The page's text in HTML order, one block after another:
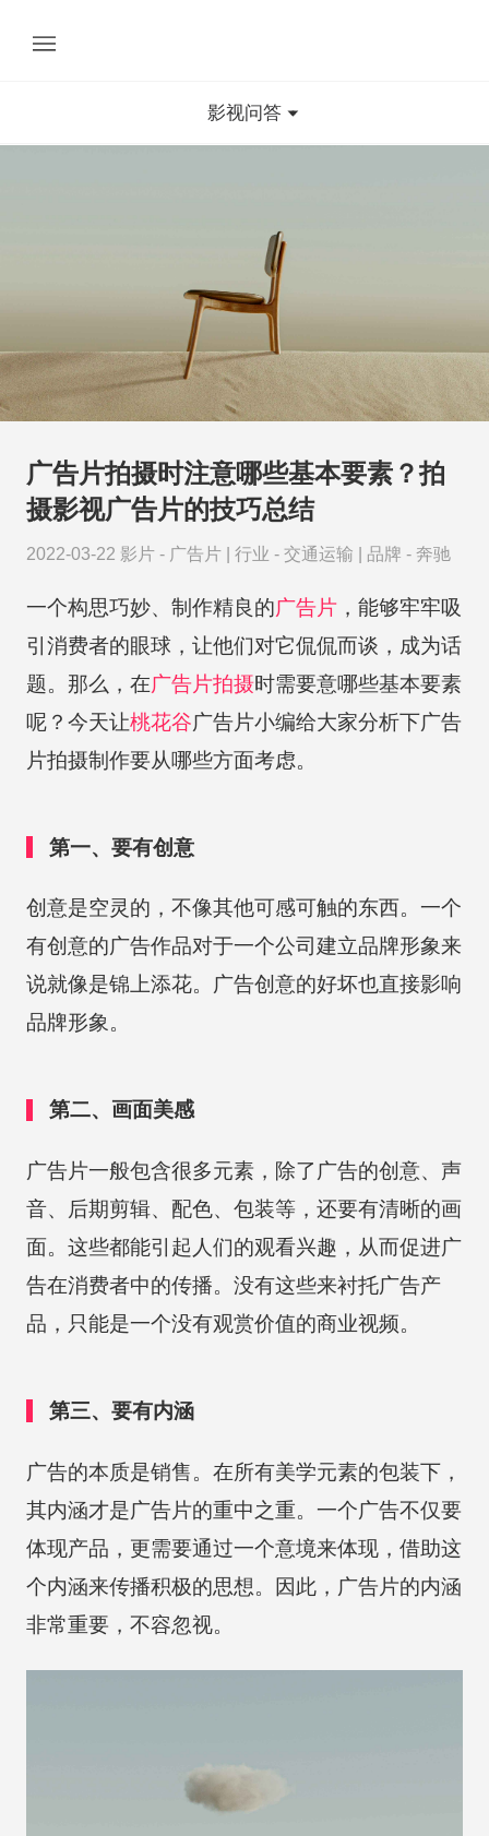
影视问答
广告片拍摄时注意哪些基本要素？拍
摄影视广告片的技巧总结
2022-03-22 影片 - 广告片 行业 - 交通运输 品牌 - 奔驰
一个构思巧妙、制作精良的广告片，能够牢牢吸
引消费者的眼球，让他们对它侃侃而谈，成为话
题。那么，在广告片拍摄时需要意哪些基本要素
呢？今天让桃花谷广告片小编给大家分析下广告
片拍摄制作要从哪些方面考虑。
第一、要有创意
创意是空灵的，不像其他可感可触的东西。一个
有创意的广告作品对于一个公司建立品牌形象来
说就像是锦上添花。广告创意的好坏也直接影响
品牌形象。
第二、画面美感
广告片一般包含很多元素，除了广告的创意、声
音、后期剪辑、配色、包装等，还要有清晰的画
面。这些都能引起人们的观看兴趣，从而促进广
告在消费者中的传播。没有这些来衬托广告产
品，只能是一个没有观赏价值的商业视频。
第三、要有内涵
广告的本质是销售。在所有美学元素的包装下，
其内涵才是广告片的重中之重。一个广告不仅要
体现产品，更需要通过一个意境来体现，借助这
个内涵来传播积极的思想。因此，广告片的内涵
非常重要，不容忽视。